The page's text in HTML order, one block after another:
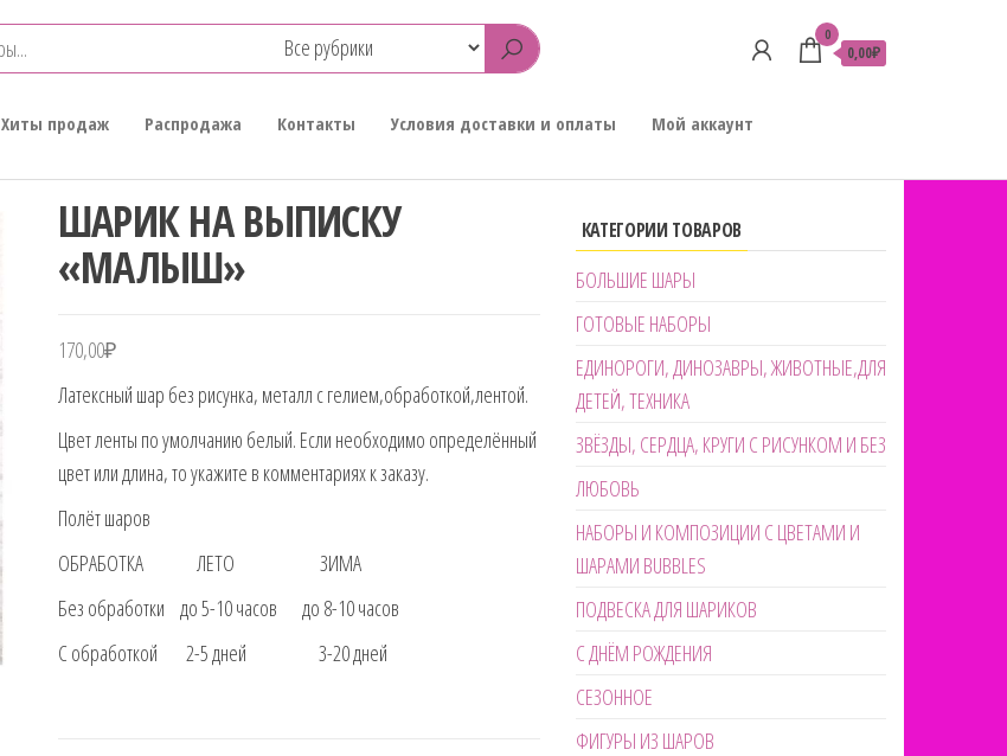
0
0,00₽
Хиты продаж Распродажа Контакты Условия доставки и оплаты
Мой аккаунт
ШАРИК НА ВЫПИСКУ
«МАЛЫШ»
170,00₽
Латексный шар без рисунка, металл с гелием,обработкой,лентой.
Цвет ленты по умолчанию белый. Если необходимо определённый
цвет или длина, то укажите в комментариях к заказу.
Полёт шаров
ОБРАБОТКА ЛЕТО ЗИМА
Без обработки до 5-10 часов до 8-10 часов
С обработкой 2-5 дней 3-20 дней
КАТЕГОРИИ ТОВАРОВ
БОЛЬШИЕ ШАРЫ
ГОТОВЫЕ НАБОРЫ
ЕДИНОРОГИ, ДИНОЗАВРЫ, ЖИВОТНЫЕ,ДЛЯ
ДЕТЕЙ, ТЕХНИКА
ЗВЁЗДЫ, СЕРДЦА, КРУГИ С РИСУНКОМ И БЕЗ
ЛЮБОВЬ
НАБОРЫ И КОМПОЗИЦИИ С ЦВЕТАМИ И
ШАРАМИ BUBBLES
ПОДВЕСКА ДЛЯ ШАРИКОВ
С ДНЁМ РОЖДЕНИЯ
СЕЗОННОЕ
ФИГУРЫ ИЗ ШАРОВ